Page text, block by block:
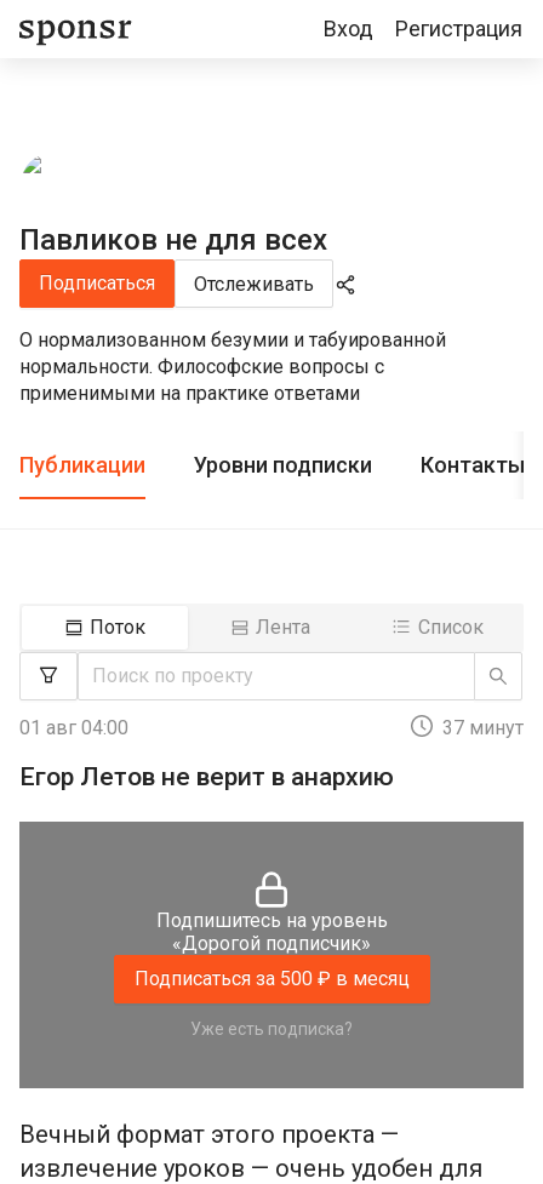
Вход Регистрация
Павликов не для всех
Подписаться Отслеживать
О нормализованном безумии и табуированной
нормальности. Философские вопросы с
применимыми на практике ответами
Публикации Уровни подписки Контакты
Поток Лента Список
01 авг 04:00 37 минут
Егор Летов не верит в анархию
Подпишитесь на уровень
«Дорогой подписчик»
Подписаться за 500 ₽ в месяц
Уже есть подписка?
Вечный формат этого проекта —
извлечение уроков — очень удобен для